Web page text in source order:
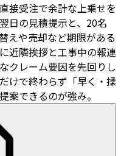
接受注で余計な上乗せを
日の見積提示と、20名
えや売却など期限がある
近隣挨拶と工事中の報連
クレーム要因を先回りし
けで終わらず「早く・揉
案できるのが強み。